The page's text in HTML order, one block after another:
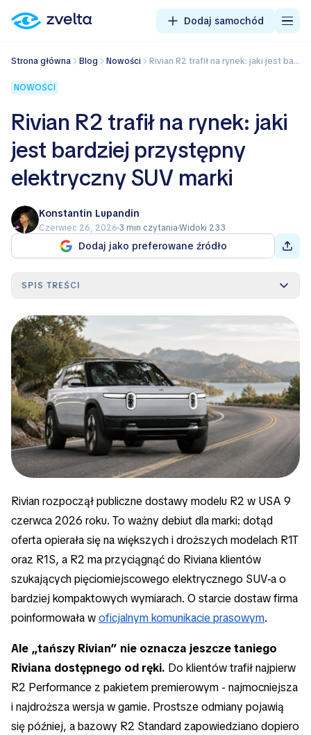
Dodaj samochód
Strona główna Blog Nowości Rivian R2 trafił na rynek: jaki jest bardziej przystępny elektryczny SUV marki
NOWOŚCI
Rivian R2 trafił na rynek: jaki
jest bardziej przystępny
elektryczny SUV marki
Konstantin Lupandin
Czerwiec 26, 2026 3 min czytaniaWidoki 233
Dodaj jako preferowane źródło
SPIS TREŚCI
Rivian rozpoczął publiczne dostawy modelu R2 w USA 9
czerwca 2026 roku. To ważny debiut dla marki: dotąd
oferta opierała się na większych i droższych modelach R1T
oraz R1S, a R2 ma przyciągnąć do Riviana klientów
szukających pięciomiejscowego elektrycznego SUV-a o
bardziej kompaktowych wymiarach. O starcie dostaw firma
poinformowała woficjalnym komunikacie prasowym.
Ale „tańszy Rivian” nie oznacza jeszcze taniego
Riviana dostępnego od ręki. Do klientów trafił najpierw
R2 Performance z pakietem premierowym - najmocniejsza
i najdroższa wersja w gamie. Prostsze odmiany pojawią
się później, a bazowy R2 Standard zapowiedziano dopiero